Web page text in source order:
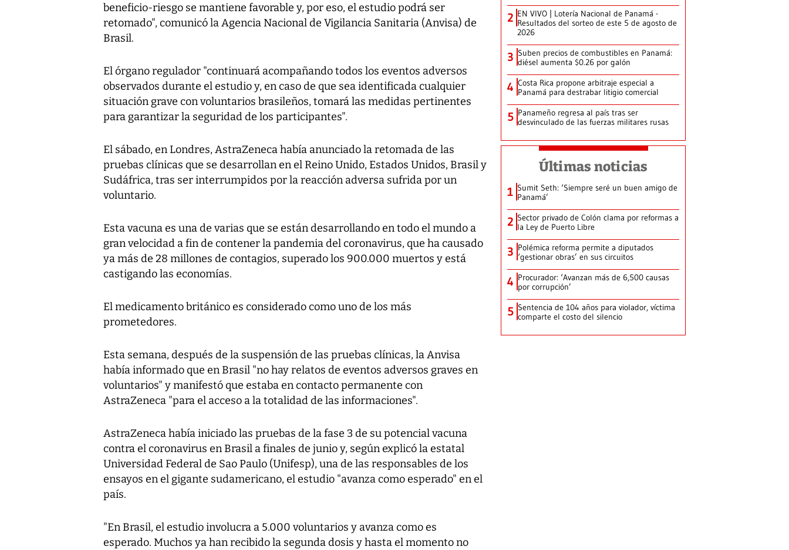
beneficio-riesgo se mantiene favorable y, por eso, el estudio podrá ser
retomado", comunicó la Agencia Nacional de Vigilancia Sanitaria (Anvisa) de
Brasil.
El órgano regulador "continuará acompañando todos los eventos adversos
observados durante el estudio y, en caso de que sea identificada cualquier
situación grave con voluntarios brasileños, tomará las medidas pertinentes
para garantizar la seguridad de los participantes".
El sábado, en Londres, AstraZeneca había anunciado la retomada de las
pruebas clínicas que se desarrollan en el Reino Unido, Estados Unidos, Brasil y
Sudáfrica, tras ser interrumpidos por la reacción adversa sufrida por un
voluntario.
Esta vacuna es una de varias que se están desarrollando en todo el mundo a
gran velocidad a fin de contener la pandemia del coronavirus, que ha causado
ya más de 28 millones de contagios, superado los 900.000 muertos y está
castigando las economías.
El medicamento británico es considerado como uno de los más
prometedores.
Esta semana, después de la suspensión de las pruebas clínicas, la Anvisa
había informado que en Brasil "no hay relatos de eventos adversos graves en
voluntarios" y manifestó que estaba en contacto permanente con
AstraZeneca "para el acceso a la totalidad de las informaciones".
AstraZeneca había iniciado las pruebas de la fase 3 de su potencial vacuna
contra el coronavirus en Brasil a finales de junio y, según explicó la estatal
Universidad Federal de Sao Paulo (Unifesp), una de las responsables de los
ensayos en el gigante sudamericano, el estudio "avanza como esperado" en el
país.
"En Brasil, el estudio involucra a 5.000 voluntarios y avanza como es
esperado. Muchos ya han recibido la segunda dosis y hasta el momento no
2 EN VIVO | Lotería Nacional de Panamá -
Resultados del sorteo de este 5 de agosto de
2026
3 Suben precios de combustibles en Panamá:
diésel aumenta $0.26 por galón
4 Costa Rica propone arbitraje especial a
Panamá para destrabar litigio comercial
5 Panameño regresa al país tras ser
desvinculado de las fuerzas militares rusas
Últimas noticias
1 Sumit Seth: ‘Siempre seré un buen amigo de
Panamá’
2 Sector privado de Colón clama por reformas a
la Ley de Puerto Libre
3 Polémica reforma permite a diputados
‘gestionar obras’ en sus circuitos
4 Procurador: ‘Avanzan más de 6,500 causas
por corrupción’
5 Sentencia de 104 años para violador, víctima
comparte el costo del silencio